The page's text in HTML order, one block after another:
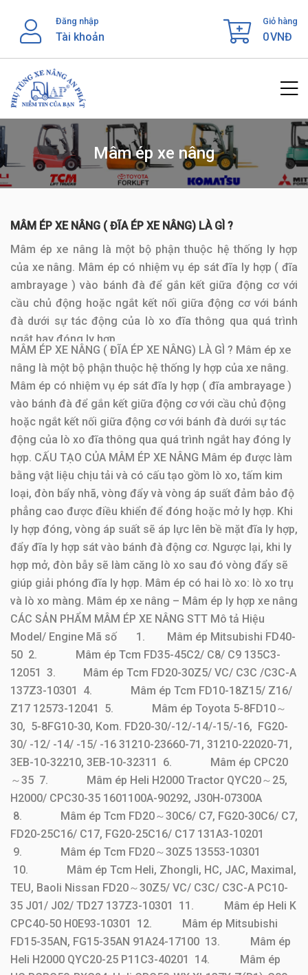
content
Đăng nhập
Tài khoản
Giỏ hàng
0VNĐ
Mâm ép xe nâng
MÂM ÉP XE NÂNG ( ĐĨA ÉP XE NÂNG) LÀ GÌ ?
Mâm ép xe nâng là một bộ phận thuộc hệ thống ly hợp
của xe nâng. Mâm ép có nhiệm vụ ép sát đĩa ly hợp ( đĩa
ambrayage ) vào bánh đà để gắn kết giữa động cơ với
cầu chủ động hoặc ngắt kết nối giữa động cơ với bánh
đà dưới sự tác động của lò xo đĩa thông qua quá trình
ngắt hay đóng ly hợp.
CẤU TẠO CỦA MÂM ÉP XE NÂNG
Mâm ép được làm bằng vật liệu chịu tải và có cấu tạo
gồm lò xo, tấm kim loại, đòn bẩy nhã, vòng đẩy và vòng
áp suất đảm bảo độ phẳng cao được điều khiển để đóng
hoặc mở ly hợp.
Khi ly hợp đóng, vòng áp suất sẽ áp lực lên bề mặt đĩa ly
hợp, đẩy đĩa ly hợp sát vào bánh đà động cơ. Ngược lại,
khi ly hợp mở, đòn bẫy sẽ làm căng lò xo sau đó vòng
đẩy sẽ giúp giải phóng đĩa ly hợp.
Mâm ép có hai lò xo: lò xo trụ và lò xo màng.
Mâm ép xe nâng – Mâm ép ly hợp xe nâng
CÁC SẢN PHẨM MÂM ÉP XE NÂNG
STT Mô tả Hiệu Model/ Engine
1. Mitsubishi FD40-50
2.
Mâm
Tcm FD35-45C2/ C8/ C9
MÂM ÉP XE NÂNG ( ĐĨA ÉP XE NÂNG) LÀ GÌ ? Mâm ép xe
nâng là một bộ phận thuộc hệ thống ly hợp của xe nâng.
Mâm ép có nhiệm vụ ép sát đĩa ly hợp ( đĩa ambrayage )
vào bánh đà để gắn kết giữa động cơ với cầu chủ động
hoặc ngắt kết nối giữa động cơ với bánh đà dưới sự tác
động của lò xo đĩa thông qua quá trình ngắt hay đóng ly
hợp. CẤU TẠO CỦA MÂM ÉP XE NÂNG Mâm ép được làm
bằng vật liệu chịu tải và có cấu tạo gồm lò xo, tấm kim
loại, đòn bẩy nhã, vòng đẩy và vòng áp suất đảm bảo độ
phẳng cao được điều khiển để đóng hoặc mở ly hợp. Khi
ly hợp đóng, vòng áp suất sẽ áp lực lên bề mặt đĩa ly hợp,
đẩy đĩa ly hợp sát vào bánh đà động cơ. Ngược lại, khi ly
hợp mở, đòn bẫy sẽ làm căng lò xo sau đó vòng đẩy sẽ
giúp giải phóng đĩa ly hợp. Mâm ép có hai lò xo: lò xo trụ
và lò xo màng. Mâm ép xe nâng – Mâm ép ly hợp xe nâng
CÁC SẢN PHẨM MÂM ÉP XE NÂNG STT Mô tả Hiệu
Model/ Engine Mã số 1. Mâm ép Mitsubishi FD40-
50 2. Mâm ép Tcm FD35-45C2/ C8/ C9 135C3-
12051 3. Mâm ép Tcm FD20-30Z5/ VC/ C3C /C3C-A
137Z3-10301 4. Mâm ép Tcm FD10-18Z15/ Z16/
Z17 12573-12041 5. Mâm ép Toyota 5-8FD10～
30, 5-8FG10-30, Kom. FD20-30/-12/-14/-15/-16, FG20-
30/ -12/ -14/ -15/ -16 31210-23660-71, 31210-22020-71,
3EB-10-32210, 3EB-10-32311 6. Mâm ép CPC20
～35 7. Mâm ép Heli H2000 Tractor QYC20～25,
H2000/ CPC30-35 1601100A-90292, J30H-07300A
8. Mâm ép Tcm FD20～30C6/ C7, FG20-30C6/ C7,
FD20-25C16/ C17, FG20-25C16/ C17 131A3-10201
9. Mâm ép Tcm FD20～30Z5 13553-10301
10. Mâm ép Tcm Heli, Zhongli, HC, JAC, Maximal,
TEU, Baoli Nissan FD20～30Z5/ VC/ C3C/ C3C-A PC10-
35 J01/ J02/ TD27 137Z3-10301 11. Mâm ép Heli K
CPC40-50 H0E93-10301 12. Mâm ép Mitsubishi
FD15-35AN, FG15-35AN 91A24-17100 13. Mâm ép
Heli H2000 QYC20-25 P11C3-40201 14. Mâm ép